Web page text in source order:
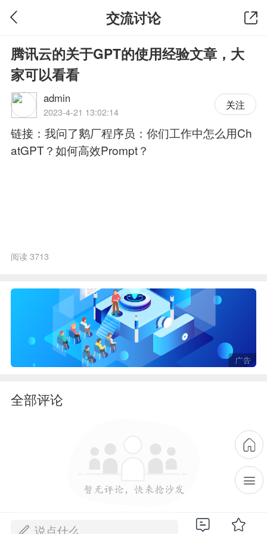
交流讨论
腾讯云的关于GPT的使用经验文章，大
家可以看看
关注
admin
2023-4-21 13:02:14
链接： 我问了鹅厂程序员：你们工作中怎么用Ch
atGPT？如何高效Prompt？
阅读 3713
全部评论
说点什么...